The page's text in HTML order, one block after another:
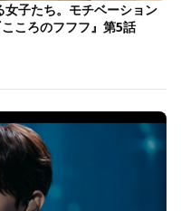
子たち。モチベーション
ころのフフフ』第5話